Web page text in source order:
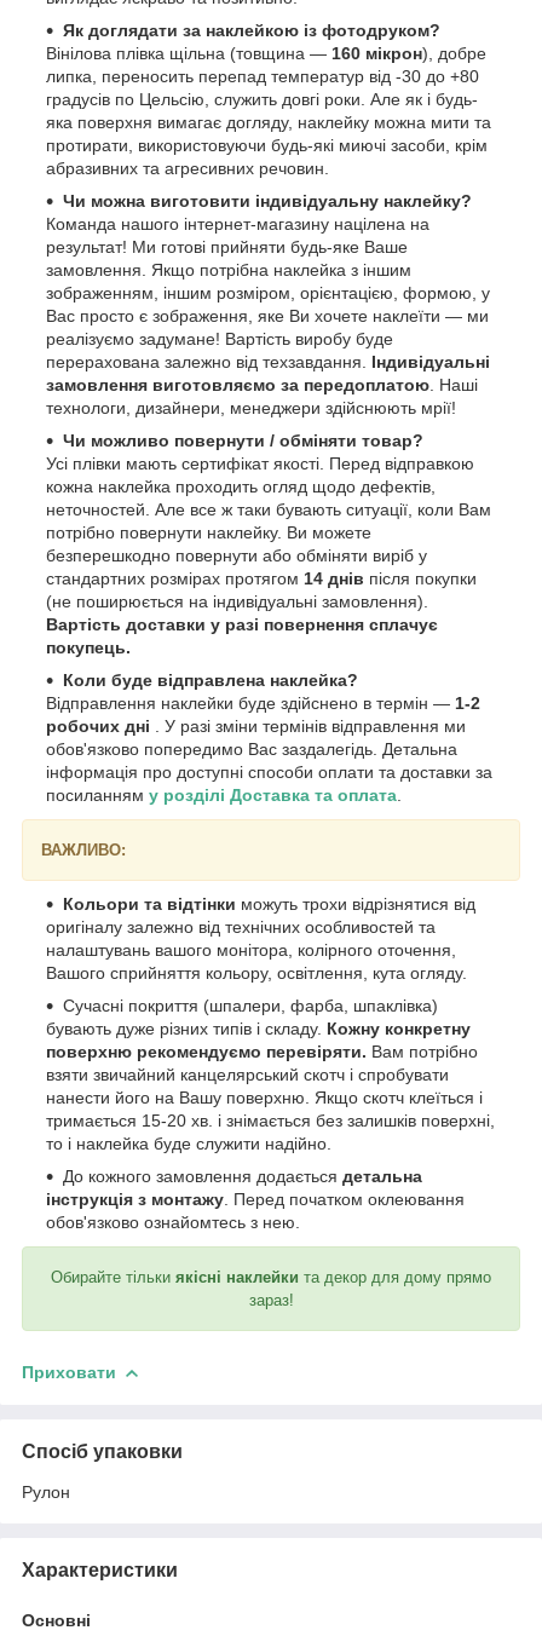
Як доглядати за наклейкою із фотодруком?
Вінілова плівка щільна (товщина — 160 мікрон), добре
липка, переносить перепад температур від -30 до +80
градусів по Цельсію, служить довгі роки. Але як і будь-
яка поверхня вимагає догляду, наклейку можна мити та
протирати, використовуючи будь-які миючі засоби, крім
абразивних та агресивних речовин.
Чи можна виготовити індивідуальну наклейку?
Команда нашого інтернет-магазину націлена на
результат! Ми готові прийняти будь-яке Ваше
замовлення. Якщо потрібна наклейка з іншим
зображенням, іншим розміром, орієнтацією, формою, у
Вас просто є зображення, яке Ви хочете наклеїти — ми
реалізуємо задумане! Вартість виробу буде
перерахована залежно від техзавдання. Індивідуальні
замовлення виготовляємо за передоплатою . Наші
технологи, дизайнери, менеджери здійснюють мрії!
Чи можливо повернути / обміняти товар?
Усі плівки мають сертифікат якості. Перед відправкою
кожна наклейка проходить огляд щодо дефектів,
неточностей. Але все ж таки бувають ситуації, коли Вам
потрібно повернути наклейку. Ви можете
безперешкодно повернути або обміняти виріб у
стандартних розмірах протягом 14 днів після покупки
(не поширюється на індивідуальні замовлення).
Вартість доставки у разі повернення сплачує
покупець.
Коли буде відправлена наклейка?
Відправлення наклейки буде здійснено в термін — 1-2
робочих дні . У разі зміни термінів відправлення ми
обов'язково попередимо Вас заздалегідь. Детальна
інформація про доступні способи оплати та доставки за
посиланням у розділі Доставка та оплата
ВАЖЛИВО:
Кольори та відтінки можуть трохи відрізнятися від
оригіналу залежно від технічних особливостей та
налаштувань вашого монітора, колірного оточення,
Вашого сприйняття кольору, освітлення, кута огляду.
Сучасні покриття (шпалери, фарба, шпаклівка)
бувають дуже різних типів і складу. Кожну конкретну
поверхню рекомендуємо перевіряти. Вам потрібно
взяти звичайний канцелярський скотч і спробувати
нанести його на Вашу поверхню. Якщо скотч клеїться і
тримається 15-20 хв. і знімається без залишків поверхні,
то і наклейка буде служити надійно.
До кожного замовлення додається детальна
інструкція з монтажу . Перед початком оклеювання
обов'язково ознайомтесь з нею.
Обирайте тільки якісні наклейки та декор для дому прямо
зараз!
Приховати
Спосіб упаковки
Рулон
Характеристики
Основні